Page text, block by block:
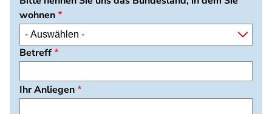
wohnen
Betreff
Ihr Anliegen